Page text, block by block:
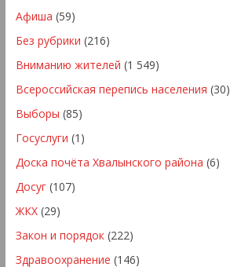
Афиша (59)
Без рубрики (216)
Вниманию жителей (1 549)
Всероссийская перепись населения (30)
Выборы (85)
Госуслуги (1)
Доска почёта Хвалынского района (6)
Досуг(107)
ЖКХ(29)
Закон и порядок(222)
Здравоохранение (146)